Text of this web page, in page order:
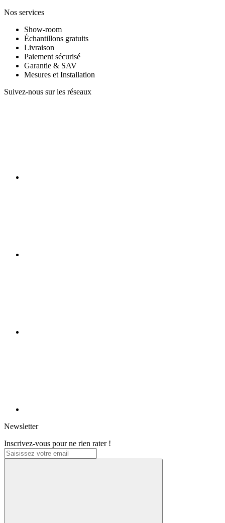
Nos services
Show-room
Échantillons gratuits
Livraison
Paiement sécurisé
Garantie & SAV
Mesures et Installation
Suivez-nous sur les réseaux
Newsletter
Inscrivez-vous pour ne rien rater !